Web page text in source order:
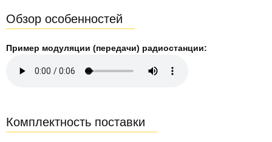
Обзор особенностей
Пример модуляции (передачи) радиостанции:
Комплектность поставки